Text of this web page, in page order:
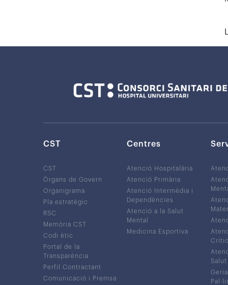
CST
CST
Òrgans de Govern
Organigrama
Pla estratègic
RSC
Memòria CST
Codi ètic
Portal de la
Transparència
Perfil Contractant
Comunicació i Premsa
Centres
Atenció Hospitalària
Atenció Primària
Atenció Intermèdia i
Dependències
Atenció a la Salut
Mental
Medicina Esportiva